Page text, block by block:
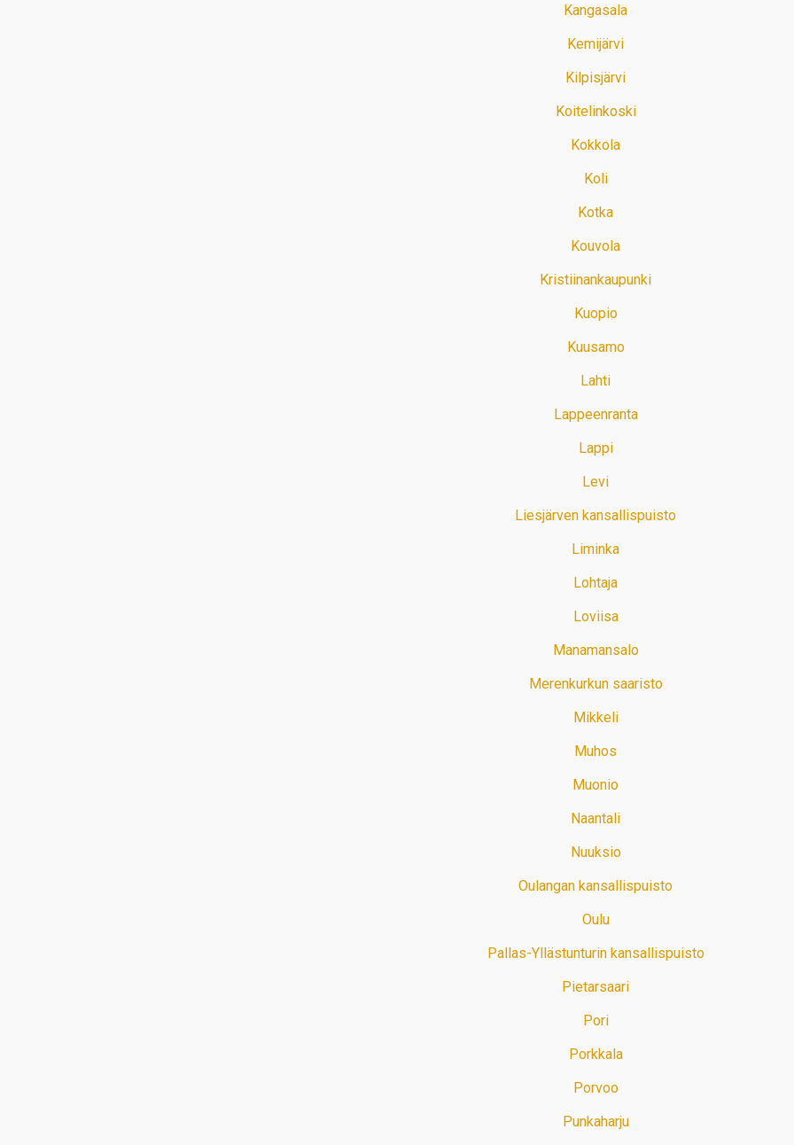
Kangasala
Kemijärvi
Kilpisjärvi
Koitelinkoski
Kokkola
Koli
Kotka
Kouvola
Kristiinankaupunki
Kuopio
Kuusamo
Lahti
Lappeenranta
Lappi
Levi
Liesjärven kansallispuisto
Liminka
Lohtaja
Loviisa
Manamansalo
Merenkurkun saaristo
Mikkeli
Muhos
Muonio
Naantali
Nuuksio
Oulangan kansallispuisto
Oulu
Pallas-Yllästunturin kansallispuisto
Pietarsaari
Pori
Porkkala
Porvoo
Punkaharju